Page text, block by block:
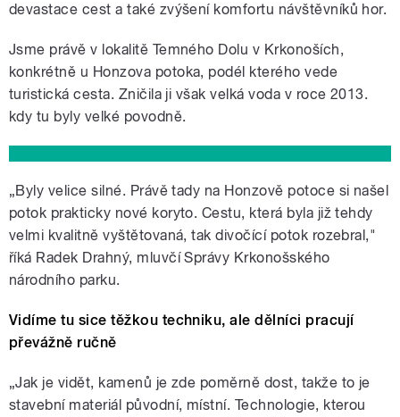
devastace cest a také zvýšení komfortu návštěvníků hor.
Jsme právě v lokalitě Temného Dolu v Krkonoších,
konkrétně u Honzova potoka, podél kterého vede
turistická cesta. Zničila ji však velká voda v roce 2013.
kdy tu byly velké povodně.
„Byly velice silné. Právě tady na Honzově potoce si našel
potok prakticky nové koryto. Cestu, která byla již tehdy
velmi kvalitně vyštětovaná, tak divočící potok rozebral,"
říká Radek Drahný, mluvčí Správy Krkonošského
národního parku.
Vidíme tu sice těžkou techniku, ale dělníci pracují
převážně ručně
„Jak je vidět, kamenů je zde poměrně dost, takže to je
stavební materiál původní, místní. Technologie, kterou